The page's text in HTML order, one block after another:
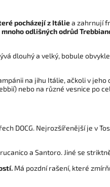
pocházejí z Itáliea zahrnují
odlišných odrůd
dlouhý a velký, bobule
na jihu Itálie, ačkoli v
nebo na různé vesnice po
DOCG. Nejrozšířenější je v
a Santoro. Jiné se
Má pozdní rašení, které